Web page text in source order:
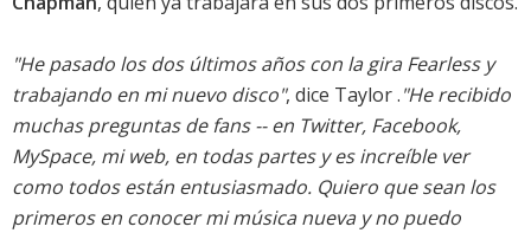
"He pasado los dos últimos años con la gira Fearless y
trabajando en mi nuevo disco", dice Taylor ."He recibido
muchas preguntas de fans -- en Twitter, Facebook,
MySpace, mi web, en todas partes y es increíble ver
como todos están entusiasmado. Quiero que sean los
primeros en conocer mi música nueva y no puedo